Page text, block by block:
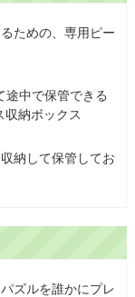
ための、専用ピー
納して保管してお
ズルを誰かにプレ